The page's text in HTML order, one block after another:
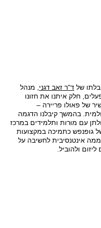
של ד"ר זאב דגני , מנהל
חלק איתנו את חזונו
של פאולו פריירה –
בהמשך קיבלנו הדגמה
עם מורות ותלמידים במרכז
גופנפש כתמיכה במקצועות
אינטנסיבית לחשיבה על
ולהוביל.